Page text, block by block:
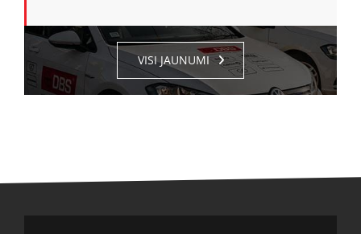
VISI JAUNUMI